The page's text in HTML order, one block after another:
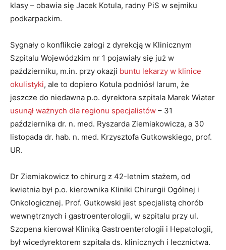
klasy – obawia się Jacek Kotula, radny PiS w sejmiku
podkarpackim.
Sygnały o konflikcie załogi z dyrekcją w Klinicznym
Szpitalu Wojewódzkim nr 1 pojawiały się już w
październiku, m.in. przy okazji buntu lekarzy w klinice
okulistyki, ale to dopiero Kotula podniósł larum, że
jeszcze do niedawna p.o. dyrektora szpitala Marek Wiater
usunął ważnych dla regionu specjalistów – 31
października dr. n. med. Ryszarda Ziemiakowicza, a 30
listopada dr. hab. n. med. Krzysztofa Gutkowskiego, prof.
UR.
Dr Ziemiakowicz to chirurg z 42-letnim stażem, od
kwietnia był p.o. kierownika Kliniki Chirurgii Ogólnej i
Onkologicznej. Prof. Gutkowski jest specjalistą chorób
wewnętrznych i gastroenterologii, w szpitalu przy ul.
Szopena kierował Kliniką Gastroenterologii i Hepatologii,
był wicedyrektorem szpitala ds. klinicznych i lecznictwa.